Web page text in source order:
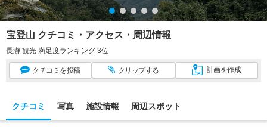
宝登山 クチコミ・アクセス・周辺情報
長瀞 観光 満足度ランキング 3位
クチコミ を投稿 クリップする 計画を作成
クチコミ 写真 施設情報 周辺スポット